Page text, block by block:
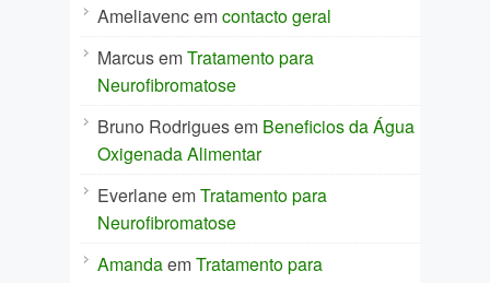
Ameliavencemcontacto geral
MarcusemTratamento para
Neurofibromatose
Bruno Rodriguesem Beneficios da Água
Oxigenada Alimentar
EverlaneemTratamento para
Neurofibromatose
AmandaemTratamento para